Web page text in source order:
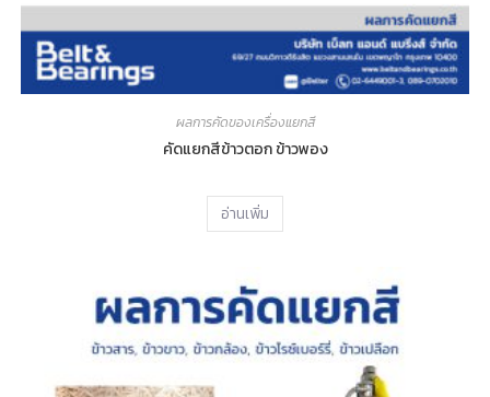
ผลการคัดของเครื่องแยกสี
คัดแยกสีข้าวตอก ข้าวพอง
อ่านเพิ่ม